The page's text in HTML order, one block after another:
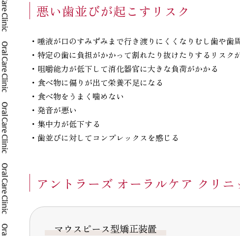
悪い歯並びが起こすリスク
・唾液が口のすみずみまで行き渡りにくくなりむし歯や歯
・特定の歯に負担がかかって割れたり抜けたりするリスク
・咀嚼能力が低下して消化器官に大きな負荷がかかる
・食べ物に偏りが出て栄養不足になる
・食べ物をうまく噛めない
・発音が悪い
・集中力が低下する
・歯並びに対してコンプレックスを感じる
アントラーズ オーラルケア クリ
マウスピース型矯正装置